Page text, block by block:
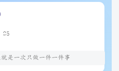
25
是一次只做一件一件事